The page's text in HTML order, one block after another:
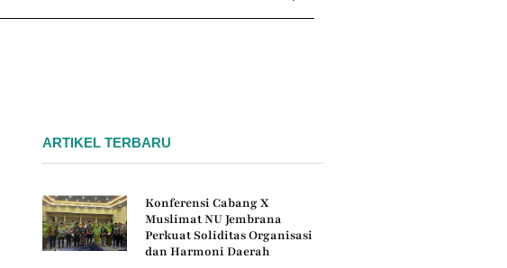
ARTIKEL TERBARU
Konferensi Cabang X
Muslimat NU Jembrana
Perkuat Soliditas Organisasi
dan Harmoni Daerah